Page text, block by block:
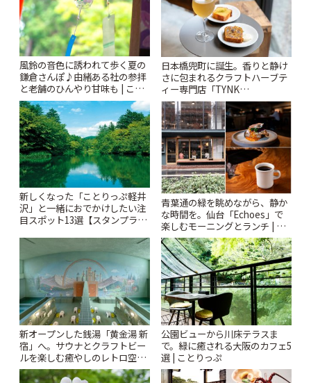
風鈴の音色に誘われて歩く夏の
鎌倉さんぽ♪由緒ある社の参拝
と老舗のひんやり甘味も | こと
りっぷ
日本橋兜町に誕生。香りと静け
さに包まれるクラフトハーブテ
ィー専門店「TYNK
Kabutocho」 | ことりっぷ
新しくなった「ことりっぷ軽井
沢」と一緒におでかけしたい注
目スポット13選【スタンプラリ
青葉通の緑を眺めながら、静か
な時間を。仙台「Echoes」で
楽しむモーニングとランチ | こ
とりっぷ
新オープンした銭湯「黄金湯 新
宿」へ。サウナとクラフトビー
ルを楽しむ癒やしのレトロ空間
| ことりっぷ
公園ビューから川床テラスま
で。緑に癒される大阪のカフェ5
選 | ことりっぷ